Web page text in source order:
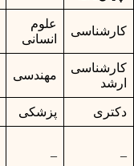
کارشناسی
علوم
انسانی
کارشناسی
ارشد
مهندسی
دکتری پزشکی
–
–